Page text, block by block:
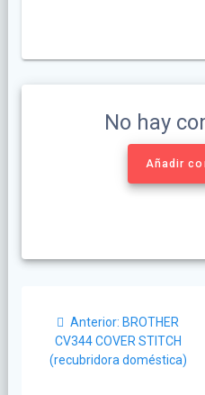
No hay
Añadir
Anterior: BROTHER
CV344 COVER STITCH
(recubridora doméstica)